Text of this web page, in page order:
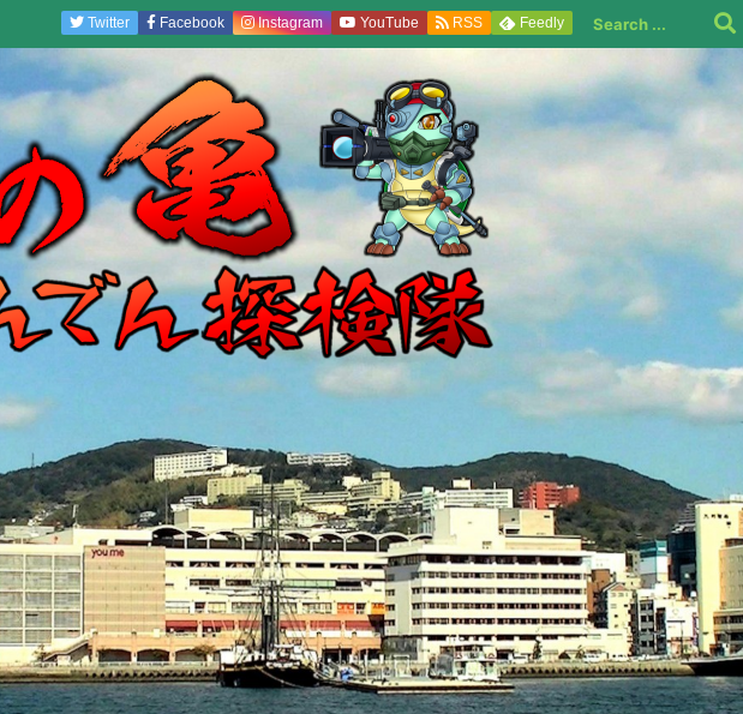
Twitter Facebook Instagram YouTube RSS Feedly